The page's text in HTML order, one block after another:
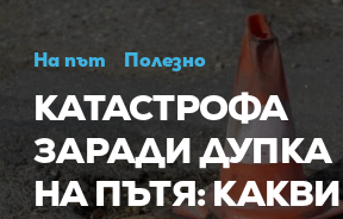
На път Полезно
КАТАСТРОФА
ЗАРАДИ ДУПКА
НА ПЪТЯ: КАКВИ